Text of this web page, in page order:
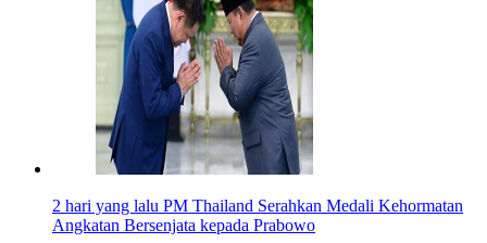
2 hari yang lalu PM Thailand Serahkan Medali Kehormatan
Angkatan Bersenjata kepada Prabowo